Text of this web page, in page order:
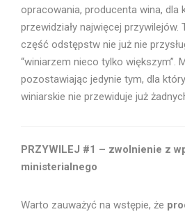
opracowania, producenta wina, dla
przewidziały najwięcej przywilejów.
część odstępstw nie już nie
“winiarzem nieco tylko większym”.
pozostawiając jedynie tym, dla
winiarskie nie przewiduje już
PRZYWILEJ #1 – zwolnienie z
ministerialnego
Warto zauważyć na wstępie, że